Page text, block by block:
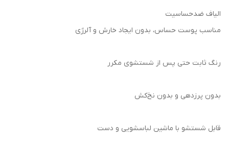
الیاف ضدحساسیت
مناسب پوست حساس، بدون ایجاد خارش و آلرژی
رنگ ثابت حتی پس از شستشوی مکرر
بدون پرزدهی و بدون نخ‌کش
قابل شستشو با ماشین لباسشویی و دست